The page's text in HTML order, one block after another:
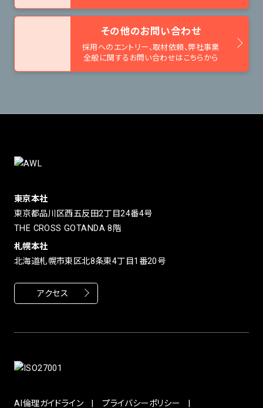
その他のお問い合わせ
採用へのエントリー、取材依頼、弊社事業
全般に関するお問い合わせはこちらから
東京本社
東京都品川区西五反田2丁目24番4号
THE CROSS GOTANDA 8階
札幌本社
北海道札幌市東区北8条東4丁目1番20号
アクセス
AI倫理ガイドライン プライバシーポリシー